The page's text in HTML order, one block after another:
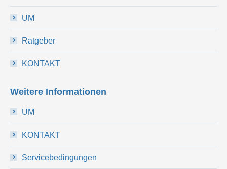
UM
Ratgeber
KONTAKT
Weitere Informationen
UM
KONTAKT
Servicebedingungen